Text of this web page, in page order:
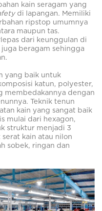
kain seragam yang
di lapangan. Memiliki
ripstop umumnya
maupun tas.
dari keunggulan di
beragam sehingga
yang baik untuk
katun, polyester,
membedakannya dengan
Teknik tenun
kain yang sangat baik
mulai dari hexagon,
struktur menjadi 3
kain atau nilon
sobek, ringan dan